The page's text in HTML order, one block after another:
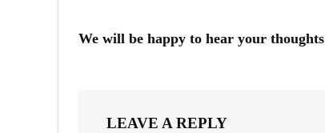
We will be happy to hear your thoughts
LEAVE A REPLY